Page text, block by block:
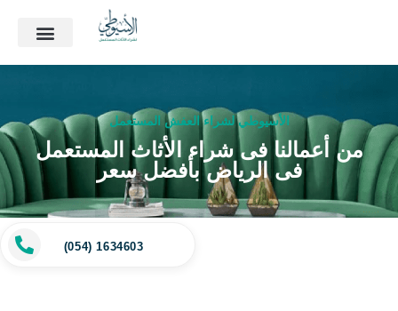
الأسيوطي لشراء العفش المستعمل
من أعمالنا فى شراء الأثاث المستعمل
فى الرياض بأفضل سعر
(054) 1634603